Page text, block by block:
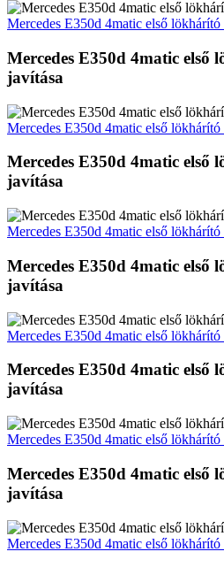
Mercedes E350d 4matic első lökhárító
Mercedes E350d 4matic első
javítása
Mercedes E350d 4matic első lökhárító
Mercedes E350d 4matic első
javítása
Mercedes E350d 4matic első lökhárító
Mercedes E350d 4matic első
javítása
Mercedes E350d 4matic első lökhárító
Mercedes E350d 4matic első
javítása
Mercedes E350d 4matic első lökhárító
Mercedes E350d 4matic első
javítása
Mercedes E350d 4matic első lökhárító